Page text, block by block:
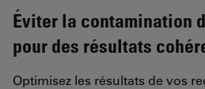
Éviter la contamination
pour des résultats
Optimisez les résultats de vos